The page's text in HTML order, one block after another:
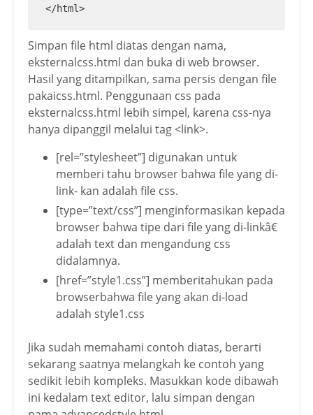
</html>
Simpan file html diatas dengan nama,
eksternalcss.html dan buka di web browser.
Hasil yang ditampilkan, sama persis dengan file
pakaicss.html. Penggunaan css pada
eksternalcss.html lebih simpel, karena css-nya
hanya dipanggil melalui tag <link>.
[rel=”stylesheet”] digunakan untuk
memberi tahu browser bahwa file yang di-
link- kan adalah file css.
[type=”text/css”] menginformasikan kepada
browser bahwa tipe dari file yang di-linkâ€
adalah text dan mengandung css
didalamnya.
[href=”style1.css”] memberitahukan pada
browserbahwa file yang akan di-load
adalah style1.css
Jika sudah memahami contoh diatas, berarti
sekarang saatnya melangkah ke contoh yang
sedikit lebih kompleks. Masukkan kode dibawah
ini kedalam text editor, lalu simpan dengan